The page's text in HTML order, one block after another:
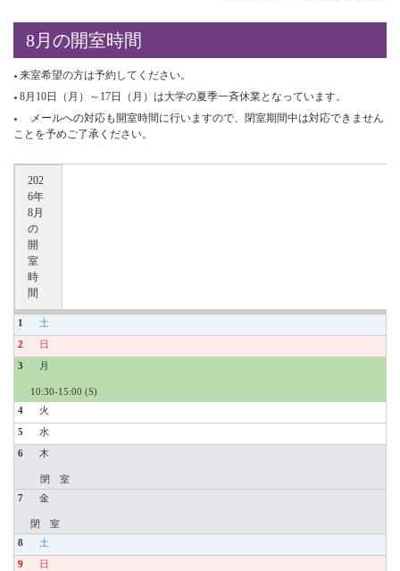
8月の開室時間
来室希望の方は予約してください。
8月10日（月）～17日（月）は大学の夏季一斉休業となっています。
メールへの対応も開室時間に行いますので、閉室期間中は対応できません
ことを予めご了承ください。
202
6年
8月
の
開
室
時
間
1
2
3
10:30-15:00 (S)
4
5
6
閉 室
7
閉 室
8
9